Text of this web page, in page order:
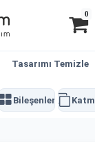
0
Tasarımı Temizle
Bileşenler